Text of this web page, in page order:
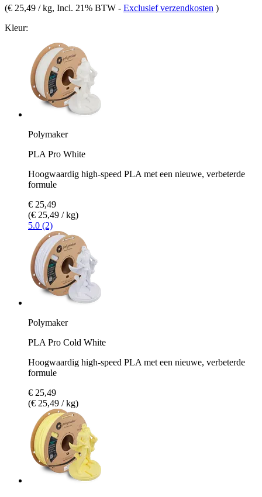
(€ 25,49 / kg, Incl. 21% BTW - Exclusief verzendkosten )
Kleur:
Polymaker
PLA Pro White
Hoogwaardig high-speed PLA met een nieuwe, verbeterde
formule
€ 25,49
(€ 25,49 / kg)
5.0 (2)
Polymaker
PLA Pro Cold White
Hoogwaardig high-speed PLA met een nieuwe, verbeterde
formule
€ 25,49
(€ 25,49 / kg)